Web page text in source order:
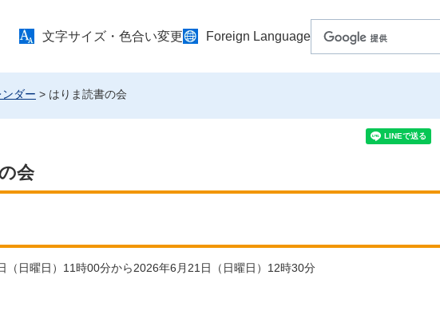
文字サイズ・色合い変更 Foreign Language
ダー > はりま読書の会
会
（日曜日）11時00分から2026年6月21日（日曜日）12時30分